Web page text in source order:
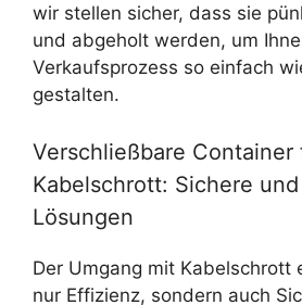
wir stellen sicher, dass sie
und abgeholt werden, um
Verkaufsprozess so einfach
gestalten.
Verschließbare Container
Kabelschrott: Sichere
Lösungen
Der Umgang mit Kabelschrott
nur Effizienz, sondern auch